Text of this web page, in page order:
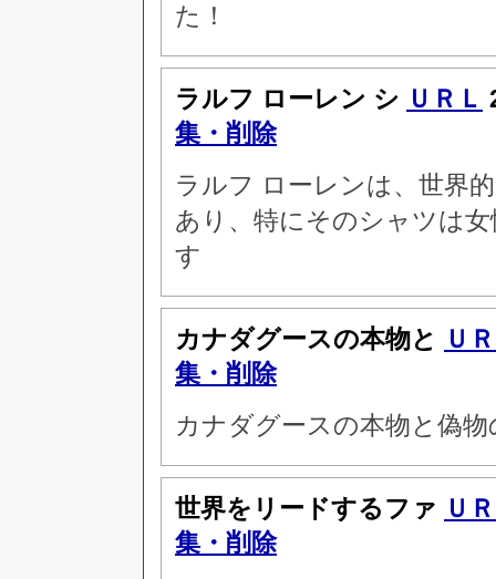
た！
ラルフ ローレン シ ＵＲＬ
集・削除
ラルフ ローレンは、世界
あり、特にそのシャツは
す
カナダグースの本物と
Ｕ
集・削除
カナダグースの本物と偽
世界をリードするファ Ｕ
集・削除